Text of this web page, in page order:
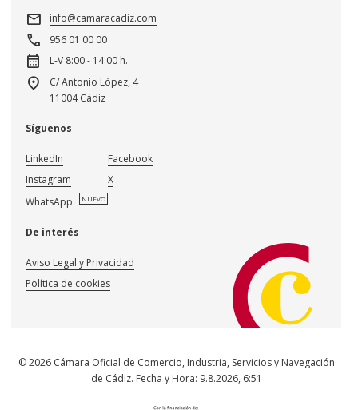
mail info@camaracadiz.com
call 956 01 00 00
calendar_month L-V 8:00 - 14:00 h.
location_on
C/ Antonio López, 4
11004 Cádiz
Síguenos
LinkedIn
Instagram
WhatsApp
NUEVO
Facebook
X
De interés
Aviso Legal y Privacidad
Política de cookies
© 2026 Cámara Oficial de Comercio, Industria, Servicios y Navegación
de Cádiz. Fecha y Hora: 9.8.2026, 6:51